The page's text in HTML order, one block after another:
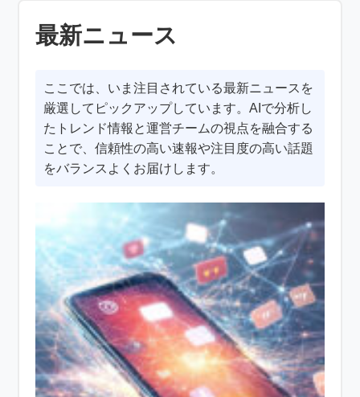
最新ニュース
ここでは、いま注目されている最新ニュースを
厳選してピックアップしています。AIで分析し
たトレンド情報と運営チームの視点を融合する
ことで、信頼性の高い速報や注目度の高い話題
をバランスよくお届けします。